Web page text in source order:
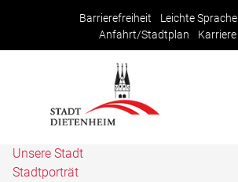
Barrierefreiheit Leichte Sprache
Anfahrt/Stadtplan
Karriere
Unsere Stadt
Stadtporträt